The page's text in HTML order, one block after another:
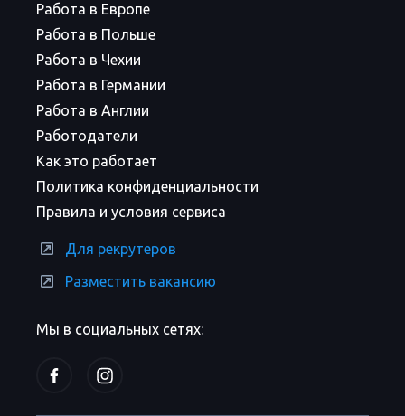
Мы в социальных сетях:
Работа в Европе
Работа в Польше
Работа в Чехии
Работа в Германии
Работа в Англии
Работодатели
Как это работает
Политика конфиденциальности
Правила и условия сервиса
Для рекрутеров
Разместить вакансию